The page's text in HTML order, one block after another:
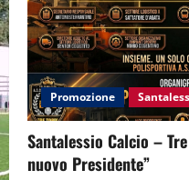
Promozione
Santalessio Calcio –
nuovo Presidente”